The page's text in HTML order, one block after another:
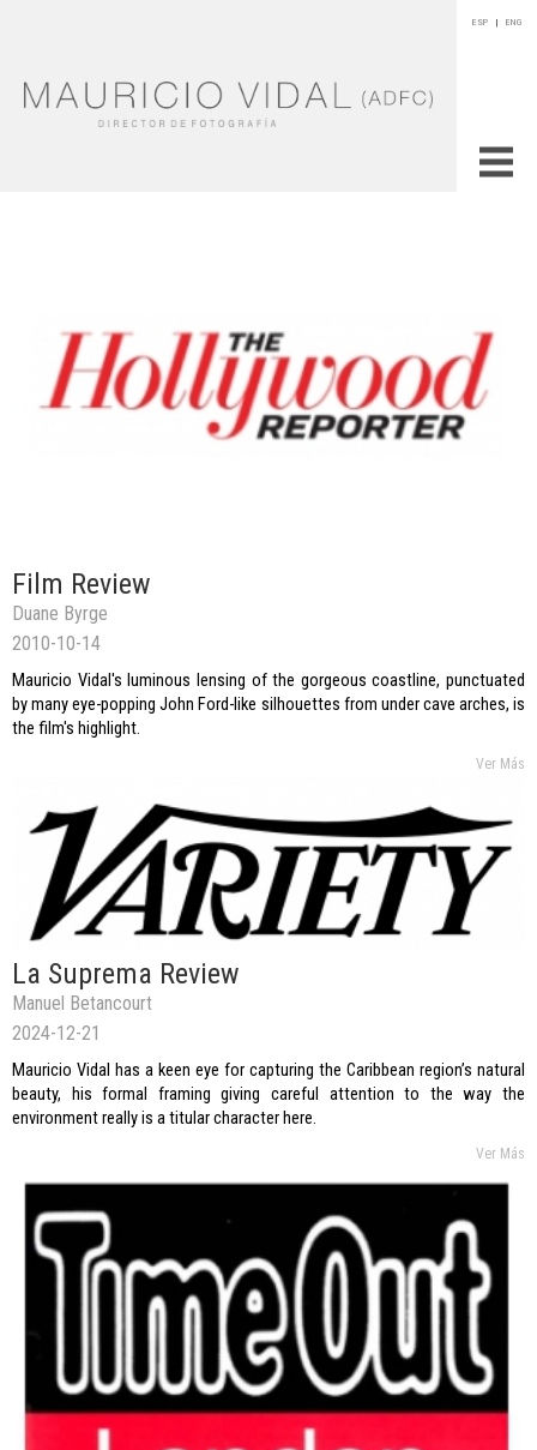
ESP | ENG
Film Review
Duane Byrge
2010-10-14
Mauricio Vidal's luminous lensing of the gorgeous coastline, punctuated
by many eye-popping John Ford-like silhouettes from under cave arches, is
the film's highlight.
Ver Más
La Suprema Review
Manuel Betancourt
2024-12-21
Mauricio Vidal has a keen eye for capturing the Caribbean region’s natural
beauty, his formal framing giving careful attention to the way the
environment really is a titular character here.
Ver Más